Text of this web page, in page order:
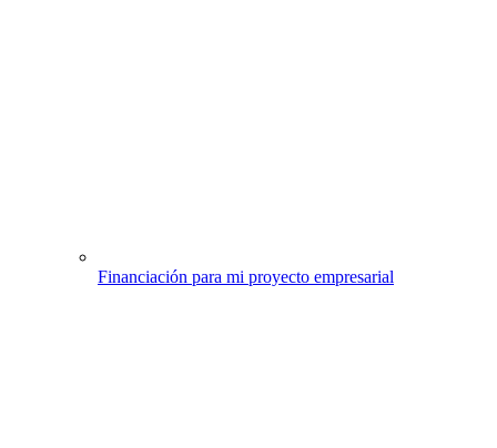
Financiación para mi proyecto empresarial